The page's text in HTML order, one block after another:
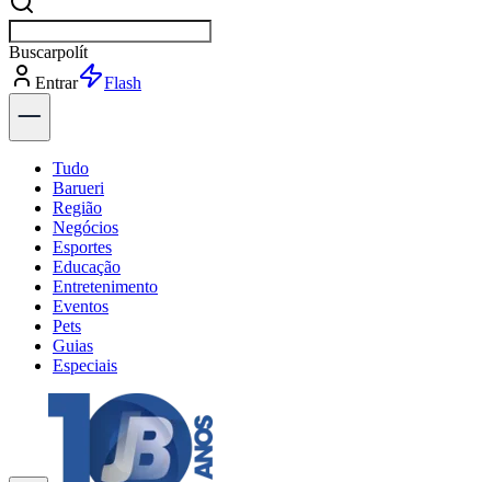
Buscarnotícias e
Entrar
Explorar
Tudo
Barueri
Região
Negócios
Esportes
Educação
Entretenimento
Eventos
Pets
Guias
Especiais
Explore Tudo
Últimas Notícias
Previsão do Tempo
Trânsito e Rotas